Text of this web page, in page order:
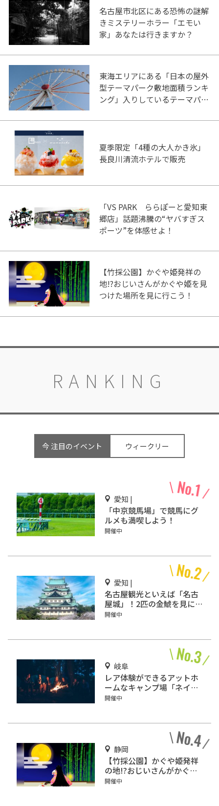
名古屋市北区にある恐怖の謎解
きミステリーホラー「エモい
家」あなたは行きますか？
東海エリアにある「日本の屋外
型テーマパーク敷地面積ランキ
ング」入りしているテーマパー
夏季限定「4種の大人かき氷」
長良川清流ホテルで販売
「VS PARK ららぽーと愛知東
郷店」話題沸騰の“ヤバすぎス
ポーツ”を体感せよ！
【竹採公園】かぐや姫発祥の
地!?おじいさんがかぐや姫を見
つけた場所を見に行こう！
RANKING
今 注目のイベント ウィークリー
愛知 |
「中京競馬場」で競馬にグ
ルメも満喫しよう！
開催中
愛知 |
名古屋観光といえば「名古
屋城」！2匹の金鯱を見に
行こう
開催中
岐阜
レア体験ができるアットホ
ームなキャンプ場「ネイチ
ャーランドかみのほ」
開催中
静岡
【竹採公園】かぐや姫発祥
の地!?おじいさんがかぐや
姫を見つけた場所を見に行
開催中